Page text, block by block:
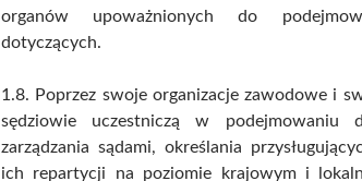
organów upoważnionych do
dotyczących.
1.8. Poprzez swoje organizacje zawodowe i
sędziowie uczestniczą w podejmowaniu
zarządzania sądami, określania
ich repartycji na poziomie krajowym i